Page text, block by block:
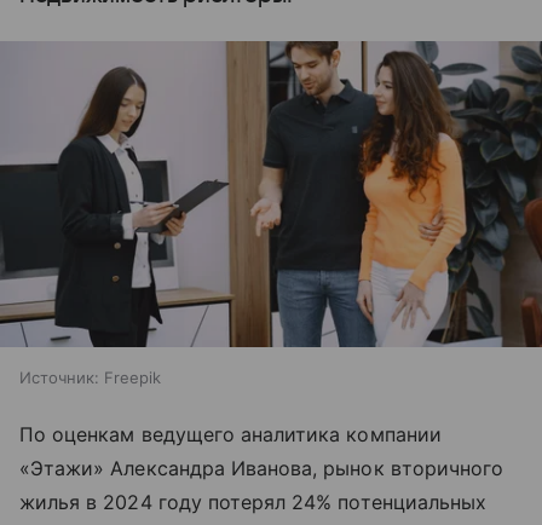
Источник: Freepik
По оценкам ведущего аналитика компании
«Этажи» Александра Иванова, рынок вторичного
жилья в 2024 году потерял 24% потенциальных